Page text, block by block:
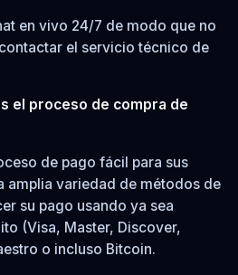
en vivo 24/7 de modo que no
el servicio técnico de
el proceso de compra de
de pago fácil para sus
amplia variedad de métodos de
su pago usando ya sea
(Visa, Master, Discover,
o incluso Bitcoin.